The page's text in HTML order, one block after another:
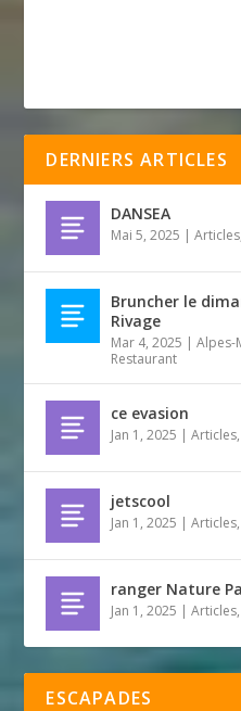
DERNIERS ARTICLES
DANSEA
Mai 5, 2025 |Articles
Bruncher le
Rivage
Mar 4, 2025 |Alpes-
Restaurant
ce evasion
Jan 1, 2025 |Articles,
jetscool
Jan 1, 2025 |Articles,
ranger Nature
Jan 1, 2025 |Articles,
ESCAPADES